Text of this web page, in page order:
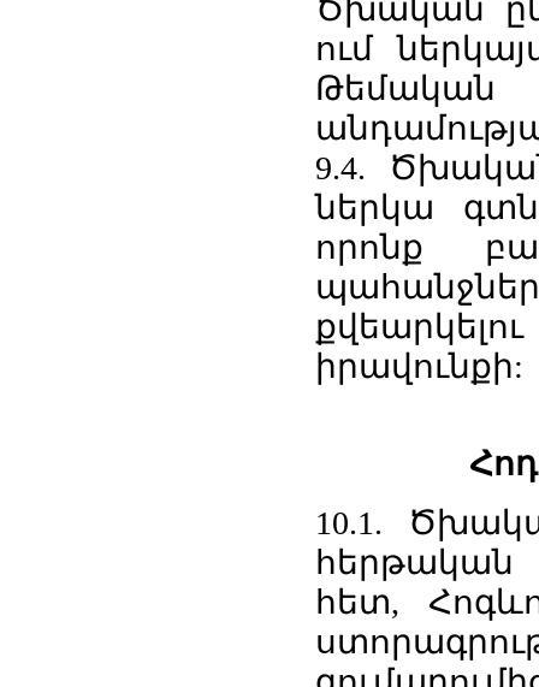
Ծխական
ում
Թեմական
9.4.
ներկա
որոնք
իրավունքի:
10.1.
հերթական
հետ,